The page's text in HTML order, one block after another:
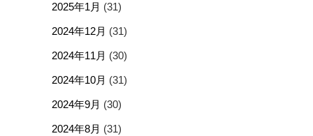
2025年1月 (31)
2024年12月 (31)
2024年11月 (30)
2024年10月 (31)
2024年9月 (30)
2024年8月 (31)